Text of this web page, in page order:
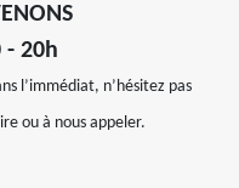
20h
l’immédiat, n’hésitez pas
ou à nous appeler.